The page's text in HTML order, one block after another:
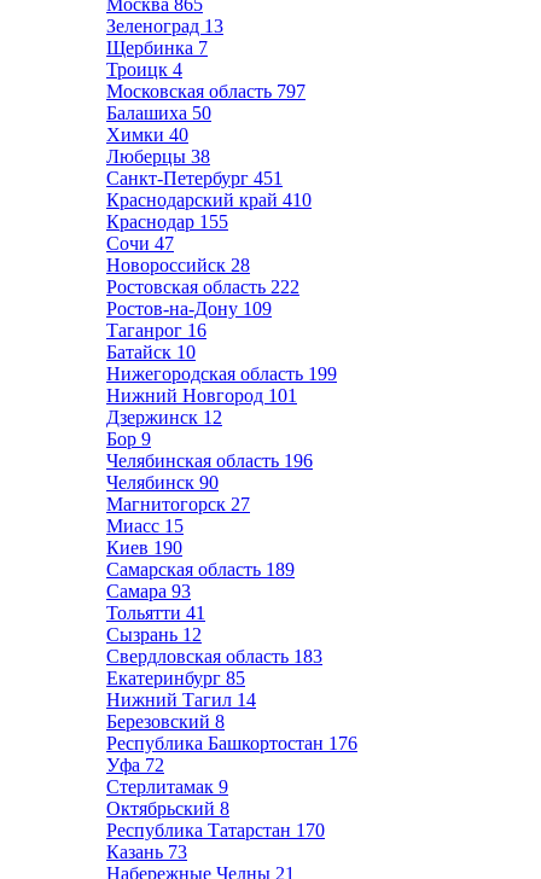
Москва 865
Зеленоград 13
Щербинка 7
Троицк 4
Московская область 797
Балашиха 50
Химки 40
Люберцы 38
Санкт-Петербург 451
Краснодарский край 410
Краснодар 155
Сочи 47
Новороссийск 28
Ростовская область 222
Ростов-на-Дону 109
Таганрог 16
Батайск 10
Нижегородская область 199
Нижний Новгород 101
Дзержинск 12
Бор 9
Челябинская область 196
Челябинск 90
Магнитогорск 27
Миасс 15
Киев 190
Самарская область 189
Самара 93
Тольятти 41
Сызрань 12
Свердловская область 183
Екатеринбург 85
Нижний Тагил 14
Березовский 8
Республика Башкортостан 176
Уфа 72
Стерлитамак 9
Октябрьский 8
Республика Татарстан 170
Казань 73
Набережные Челны 21